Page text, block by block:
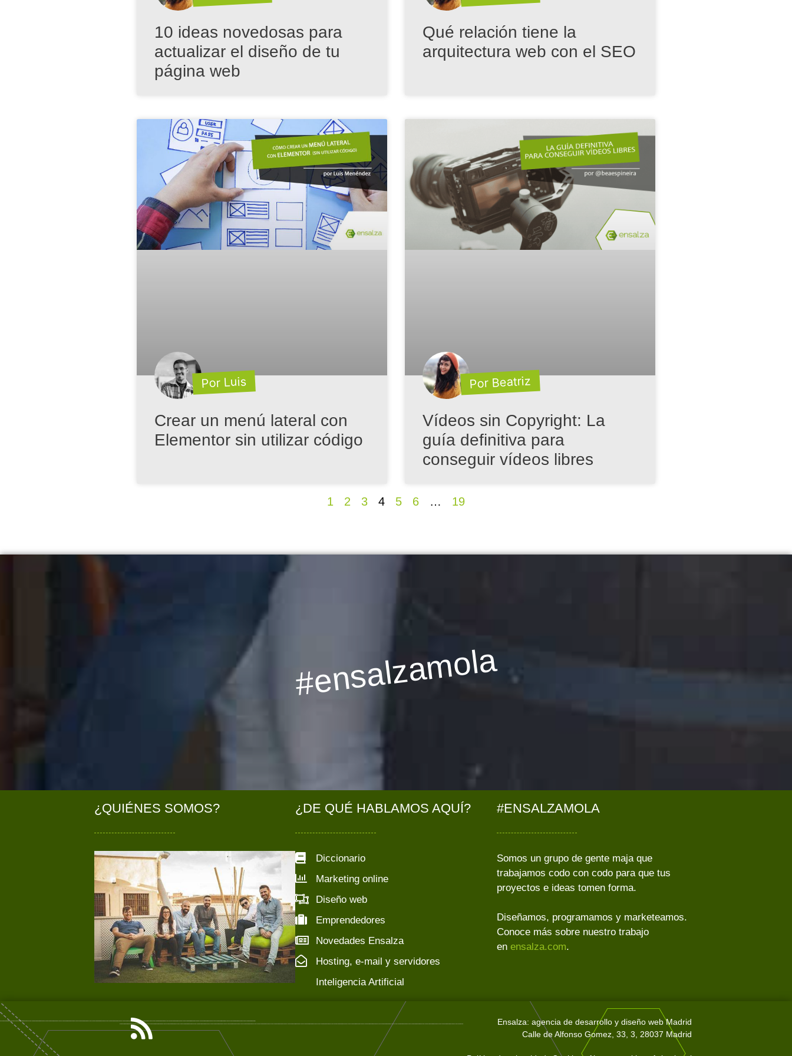
10 ideas novedosas para
actualizar el diseño de tu
página web
Qué relación tiene la
arquitectura web con el SEO
Por Luis
Crear un menú lateral con
Elementor sin utilizar código
Por Beatriz
Vídeos sin Copyright: La
guía definitiva para
conseguir vídeos libres
1 2 3 4 5 6 … 19
#ensalzamola
¿QUIÉNES SOMOS? ¿DE QUÉ HABLAMOS AQUÍ?
Diccionario
Marketing online
Diseño web
Emprendedores
Novedades Ensalza
Hosting, e-mail y servidores
Inteligencia Artificial
#ENSALZAMOLA
Somos un grupo de gente maja que
trabajamos codo con codo para que tus
proyectos e ideas tomen forma.
Diseñamos, programamos y marketeamos.
Conoce más sobre nuestro trabajo
en ensalza.com.
Ensalza: agencia de desarrollo y diseño web Madrid
Calle de Alfonso Gomez, 33, 3, 28037 Madrid